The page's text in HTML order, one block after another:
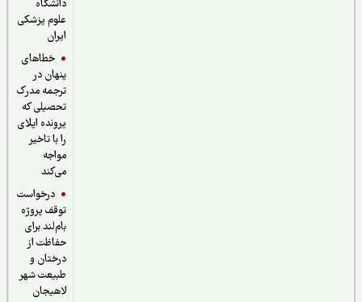
دانشگاه
علوم پزشکی
خطاهای
پنهان در
ترجمه مدرک
تحصیلی که
پرونده اپلای
را با تاخیر
درخواست
توقف پروژه
بام‌لند برای
حفاظت از
درختان و
طبیعت شهر
لاهیجان